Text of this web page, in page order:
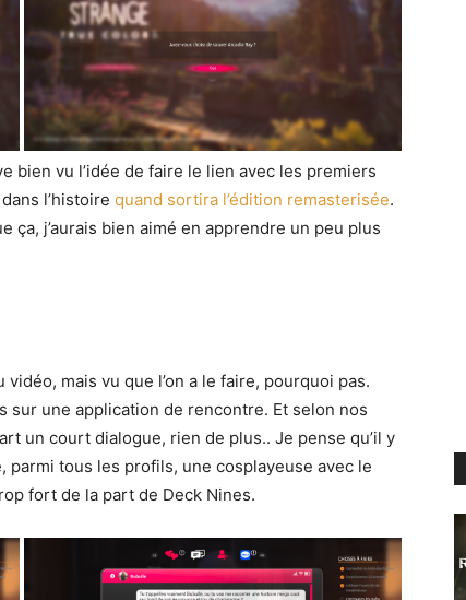
bien vu l’idée de faire le lien avec les premiers
l’histoire quand sortira l’édition remasterisée.
ça, j’aurais bien aimé en apprendre un peu plus
mais vu que l’on a le faire, pourquoi pas.
sur une application de rencontre. Et selon nos
un court dialogue, rien de plus.. Je pense qu’il y
parmi tous les profils, une cosplayeuse avec le
fort de la part de Deck Nines.